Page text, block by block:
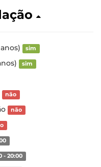
sim
sim
não
não
- 20:00